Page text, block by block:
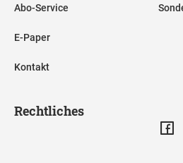
Abo-Service
E-Paper
Kontakt
Rechtliches